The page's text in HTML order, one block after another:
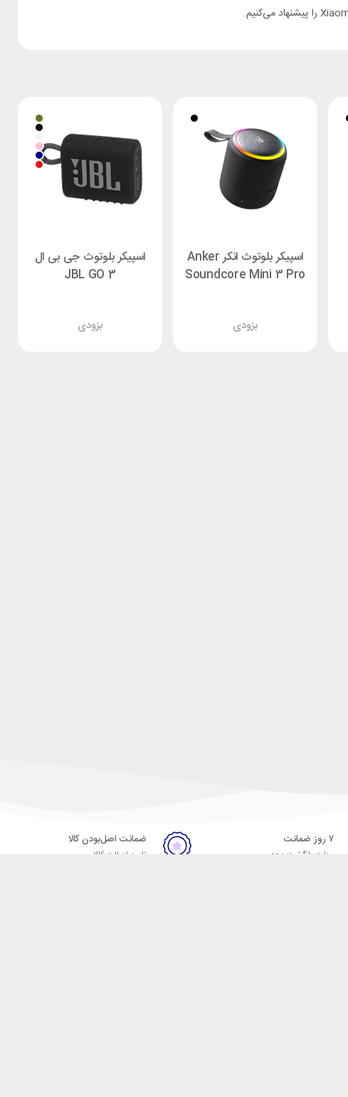
اسپیکر بلوتوث انکر Anker
Soundcore Mini 3 Pro
بزودی
اسپیکر بلوتوث جی بی ال
JBL GO 3
بزودی
۷ روز ضمانت
مهلت بازگشت وجه
ضمانت اصل‌بودن کالا
تایید اصالت کالا